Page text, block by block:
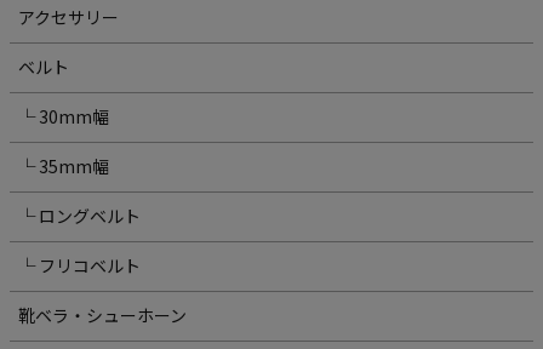
アクセサリー
ベルト
└ 30mm幅
└ 35mm幅
└ ロングベルト
└ フリコベルト
靴ベラ・シューホーン